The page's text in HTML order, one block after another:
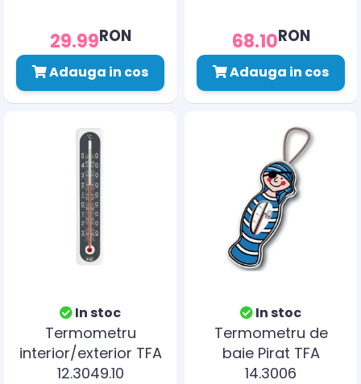
29.99RON
Adauga in cos
68.10RON
Adauga in cos
In stoc
Termometru
interior/exterior TFA
12.3049.10
In stoc
Termometru de
baie Pirat TFA
14.3006